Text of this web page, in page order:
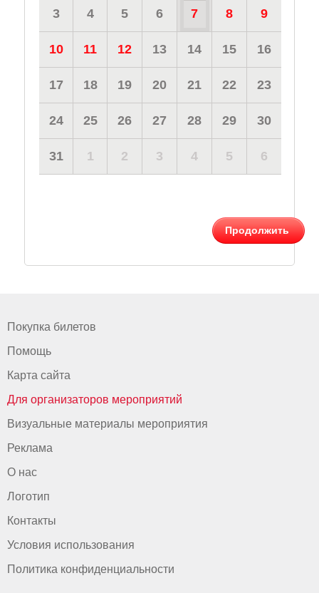
3 4 5 6 7 8 9
10 11 12 13 14 15 16
17 18 19 20 21 22 23
24 25 26 27 28 29 30
31 1 2 3 4 5 6
Продолжить
Покупка билетов
Помощь
Карта сайта
Для организаторов мероприятий
Визуальные материалы мероприятия
Реклама
О нас
Логотип
Контакты
Условия использования
Политика конфиденциальности